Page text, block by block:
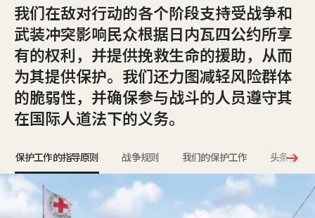
我们在敌对行动的各个阶段支持受战争和
武装冲突影响民众根据日内瓦四公约所享
有的权利，并提供挽救生命的援助，从而
为其提供保护。我们还力图减轻风险群体
的脆弱性，并确保参与战斗的人员遵守其
在国际人道法下的义务。
保护工作的指导原则 战争规则 我们的保护工作 头条文章